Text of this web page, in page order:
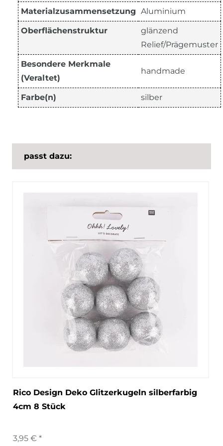
Materialzusammensetzung Aluminium
Oberflächenstruktur
glänzend
Relief/Prägemuster
Besondere Merkmale
(Veraltet)
handmade
Farbe(n) silber
passt dazu:
Rico Design Deko Glitzerkugeln silberfarbig
4cm 8 Stück
3,95 € *